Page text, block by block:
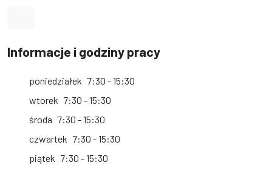
Informacje i godziny pracy
poniedziałek 7:30 - 15:30
wtorek 7:30 - 15:30
środa 7:30 - 15:30
czwartek 7:30 - 15:30
piątek 7:30 - 15:30